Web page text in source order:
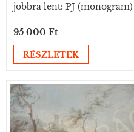
jobbra lent: PJ
95 000 Ft
RÉSZLETEK